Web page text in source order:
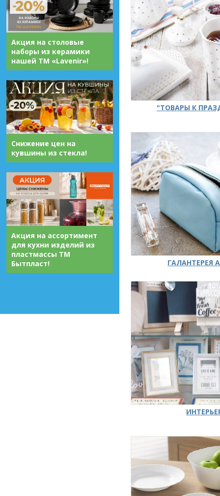
Акция на столовые
наборы из керамики
нашей ТМ «Lavenir»!
Снижение цен на
кувшины из стекла!
Акция на ассортимент
для кухни изделий из
пластмассы ТМ
Бытпласт!
"ТОВАРЫ К
ГАЛАНТЕРЕЯ